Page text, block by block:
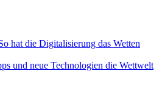
hat die Digitalisierung das Wetten
und neue Technologien die Wettwelt